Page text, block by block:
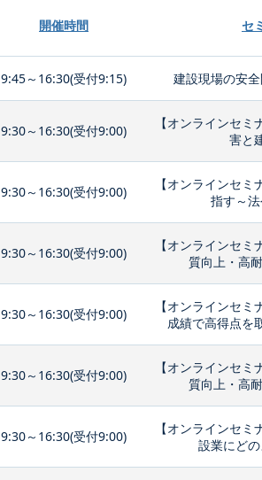
開催時間 セ
9:45～16:30(受付9:15) 建設現場の安
9:30～16:30(受付9:00)
【オンラインセ
害と
9:30～16:30(受付9:00)
【オンラインセ
指す～
9:30～16:30(受付9:00)
【オンラインセ
質向上・高
9:30～16:30(受付9:00)
【オンラインセ
成績で高得点を
9:30～16:30(受付9:00)
【オンラインセ
質向上・高
9:30～16:30(受付9:00)
【オンラインセ
設業にど